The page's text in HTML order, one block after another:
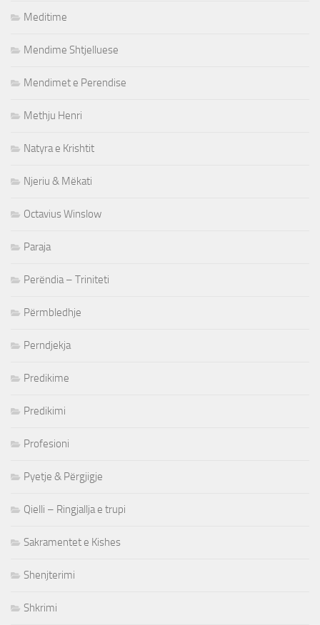
Meditime
Mendime Shtjelluese
Mendimet e Perendise
Methju Henri
Natyra e Krishtit
Njeriu & Mëkati
Octavius Winslow
Paraja
Perëndia – Triniteti
Përmbledhje
Perndjekja
Predikime
Predikimi
Profesioni
Pyetje & Përgjigje
Qielli – Ringjallja e trupi
Sakramentet e Kishes
Shenjterimi
Shkrimi